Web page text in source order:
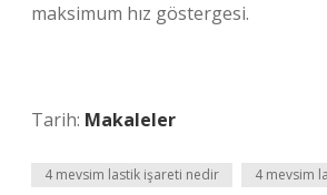
maksimum hız göstergesi.
Tarih: Makaleler
4 mevsim lastik işareti nedir 4 mevsim